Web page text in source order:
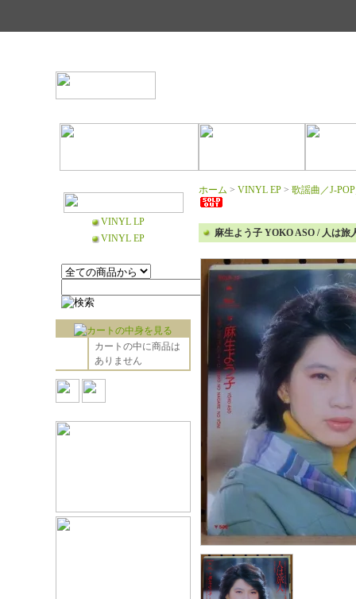
VINYL LP
VINYL EP
カートの中に商品は
ありません
ホーム > VINYL EP > 歌謡曲／J-
麻生よう子 YOKO ASO / 人は